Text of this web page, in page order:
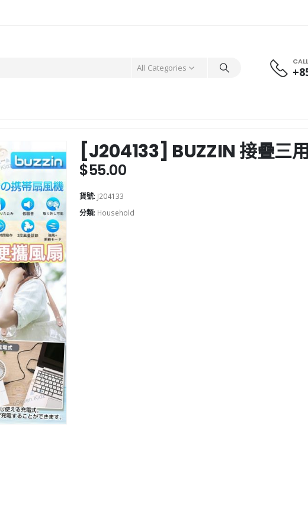
All Categories
[J204133] BUZZIN 接疊三
$55.00
貨號: J204133
分類: Household